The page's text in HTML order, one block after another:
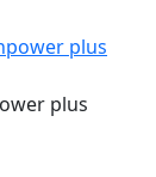
plus